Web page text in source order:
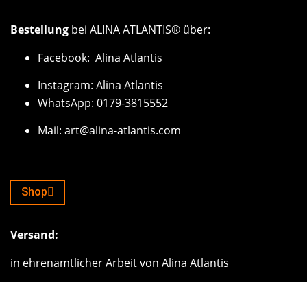
Bestellung bei ALINA ATLANTIS® über:
Facebook: Alina Atlantis
Instagram: Alina Atlantis
WhatsApp: 0179-3815552
Mail: art@alina-atlantis.com
Shop
Versand:
in ehrenamtlicher Arbeit von Alina Atlantis